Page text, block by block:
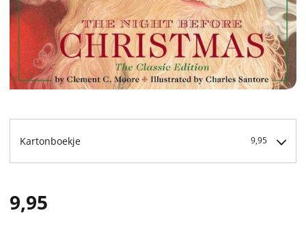
Kartonboekje 9,95
9,95